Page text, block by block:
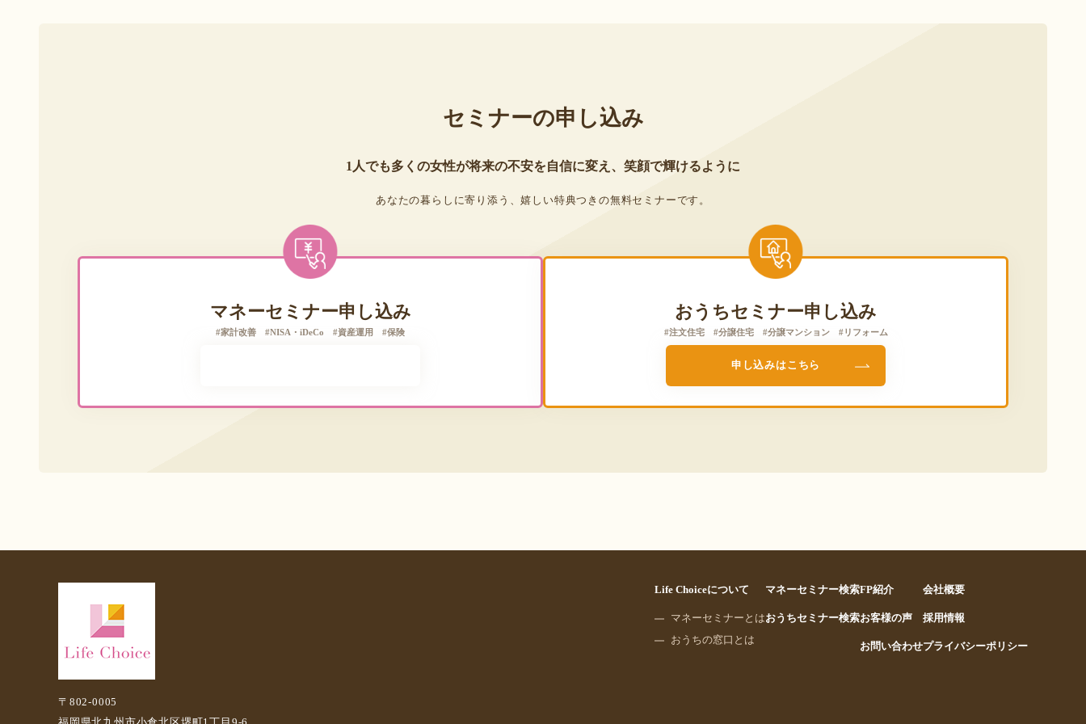
セミナーの申し込み
1人でも多くの女性が将来の不安を自信に変え、 笑顔で輝けるように
あなたの暮らしに寄り添う、嬉しい特典つきの無料セミナーです。
マネーセミナー申し込み
#家計改善 #NISA・iDeCo #資産運用 #保険
おうちセミナー申し込み
#注文住宅 #分譲住宅 #分譲マンション #リフォーム
申し込みはこちら
〒802-0005
Life Choiceについて
マネーセミナーとは
おうちの窓口とは
マネーセミナー検索
おうちセミナー検索
FP紹介
お客様の声
お問い合わせ
会社概要
採用情報
プライバシーポリシー